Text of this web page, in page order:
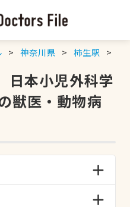
神奈川県 柿生駅
日本小児外科学
獣医・動物病